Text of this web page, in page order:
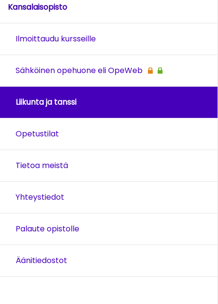
Kansalaisopisto
Ilmoittaudu kursseille
Sähköinen opehuone eli OpeWeb
Liikunta ja tanssi
Opetustilat
Tietoa meistä
Yhteystiedot
Palaute opistolle
Äänitiedostot